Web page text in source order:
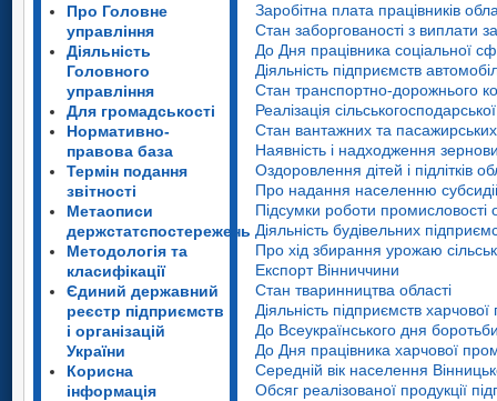
Про Головне
управління
Діяльність
Головного
управління
Для громадськості
Нормативно-
правова база
Термін подання
звітності
Метаописи
держстатспостережень
Методологія та
класифікації
Єдиний державний
реєстр підприємств
і організацій
України
Корисна
інформація
Заробітна плата працівників
Стан заборгованості з виплати
До Дня працівника соціальної
Діяльність підприємств
Стан транспортно-дорожнього
Реалізація
Стан вантажних та пасажирських
Наявність і надходження
Оздоровлення дітей і підлітків
Про надання населенню
Підсумки роботи промисловості
Діяльність будівельних
Про хід збирання урожаю
Експорт Вінниччини
Стан тваринництва області
Діяльність підприємств
До Всеукраїнського дня
До Дня працівника харчової
Середній вік населення
Обсяг реалізованої продукції